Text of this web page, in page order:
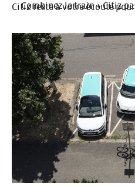
Citiz reste à votre écoute
Combinez le train + Citiz